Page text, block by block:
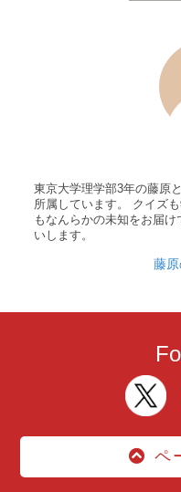
東京大学理学部3年の藤原
所属しています。 クイズ
もなんらかの未知をお届
いします。
藤
ペ